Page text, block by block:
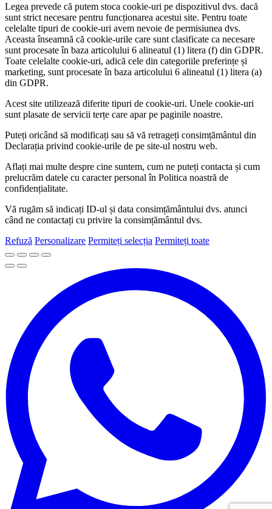
Legea prevede că putem stoca cookie-uri pe dispozitivul dvs. dacă
sunt strict necesare pentru funcționarea acestui site. Pentru toate
celelalte tipuri de cookie-uri avem nevoie de permisiunea dvs.
Aceasta înseamnă că cookie-urile care sunt clasificate ca necesare
sunt procesate în baza articolului 6 alineatul (1) litera (f) din GDPR.
Toate celelalte cookie-uri, adică cele din categoriile preferințe și
marketing, sunt procesate în baza articolului 6 alineatul (1) litera (a)
din GDPR.
Acest site utilizează diferite tipuri de cookie-uri. Unele cookie-uri
sunt plasate de servicii terțe care apar pe paginile noastre.
Puteți oricând să modificați sau să vă retrageți consimțământul din
Declarația privind cookie-urile de pe site-ul nostru web.
Aflați mai multe despre cine suntem, cum ne puteți contacta și cum
prelucrăm datele cu caracter personal în Politica noastră de
confidențialitate.
Vă rugăm să indicați ID-ul și data consimțământului dvs. atunci
când ne contactați cu privire la consimțământul dvs.
Refuză Personalizare Permiteți selecția Permiteți toate